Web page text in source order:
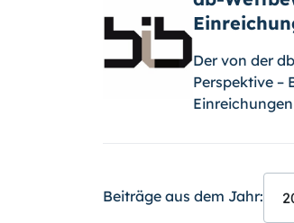
Der von der
Perspektive –
Beiträge aus dem Jahr: